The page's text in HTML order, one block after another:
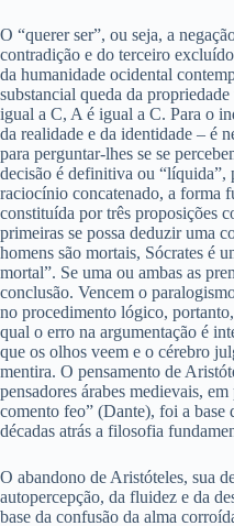
O “querer ser”, ou seja, a
contradição e do terceiro
da humanidade ocidental
substancial queda da
igual a C, A é igual a C. Para o
da realidade e da identidade – é
para perguntar-lhes se se
decisão é definitiva ou
raciocínio concatenado, a forma
constituída por três proposições
primeiras se possa deduzir uma
homens são mortais, Sócrates é
mortal”. Se uma ou ambas as
conclusão. Vencem o
no procedimento lógico,
qual o erro na argumentação é
que os olhos veem e o cérebro
mentira. O pensamento de
pensadores árabes medievais,
comento feo” (Dante), foi a base
décadas atrás a filosofia
O abandono de Aristóteles, sua
autopercepção, da fluidez e da
base da confusão da alma